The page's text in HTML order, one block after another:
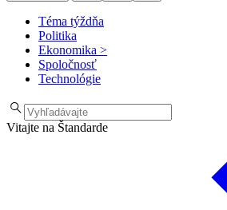
Téma týždňa
Politika
Ekonomika >
Spoločnosť
Technológie
Vitajte na Štandarde